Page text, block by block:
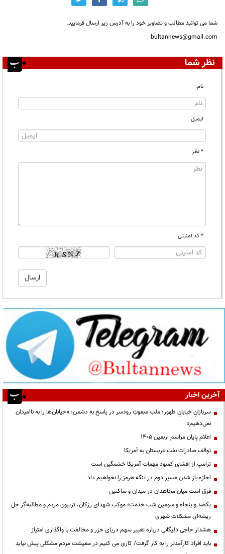
شما می توانید مطالب و تصاویر خود را به آدرس زیر ارسال فرمایید.
bultannews@gmail.com
نظر شما
نام
ایمیل
* نظر
* کد امنیتی
آخرین اخبار
سربازانِ خیابانِ ظهور؛ ملتِ مبعوثِ رودسر در پاسخ به دشمن: «خیابان‌ها را به ناامیدان
نمی‌دهیم»
اعلام پایان مراسم اربعین ۱۴۰۵
توقف صادرات نفت عربستان به آمریکا
ترامپ از افشای کمبود مهمات آمریکا خشمگین است
اجازه باز شدن مسیر دوم در تنگه هرمز را نخواهیم داد
فرق است میان مجاهدان در میدان و ساکتین
یکصد و پنجاه و سومین شب خدمت؛ موکب شهدای رزکان، تریبون مردم و مطالبه‌گر حل
ریشه‌ای مشکلات شهری
هشدار حاجی دلیگانی درباره تغییر سهم دریای خزر و مخالفت با واگذاری امتیاز
باید افراد کارآمدتر را به کار گرفت/ کاری می کنیم در معیشت مردم مشکلی پیش نیاید